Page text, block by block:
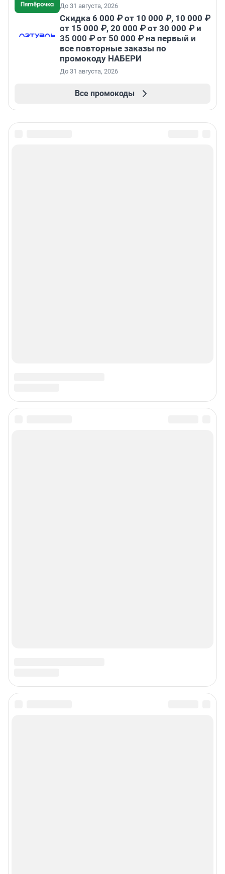
До 31 августа, 2026
Скидка 6 000 ₽ от 10 000 ₽, 10 000 ₽
от 15 000 ₽, 20 000 ₽ от 30 000 ₽ и
35 000 ₽ от 50 000 ₽ на первый и
все повторные заказы по
промокоду НАБЕРИ
До 31 августа, 2026
Все промокоды